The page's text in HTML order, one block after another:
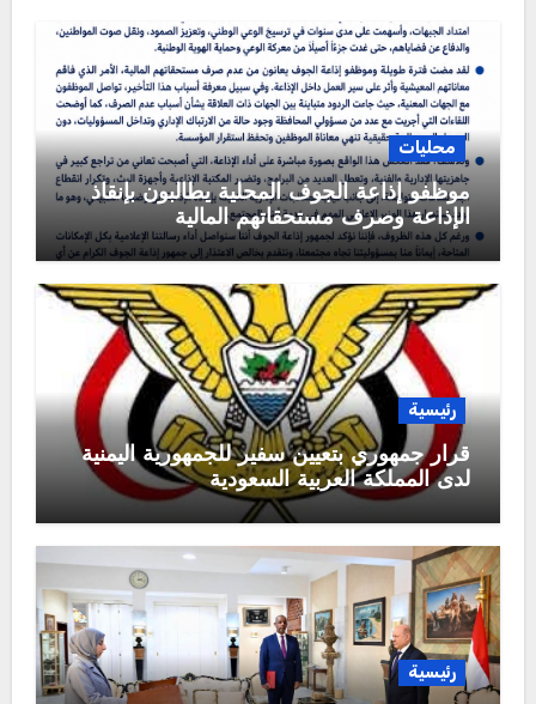
محليات
موظفو إذاعة الجوف المحلية يطالبون بإنقاذ
الإذاعة وصرف مستحقاتهم المالية
رئيسية
قرار جمهوري بتعيين سفير للجمهورية اليمنية
لدى المملكة العربية السعودية
رئيسية